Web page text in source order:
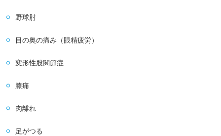
野球肘
目の奥の痛み（眼精疲労）
変形性股関節症
膝痛
肉離れ
足がつる